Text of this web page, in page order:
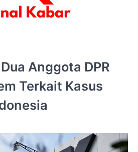
Anggota DPR
Terkait Kasus